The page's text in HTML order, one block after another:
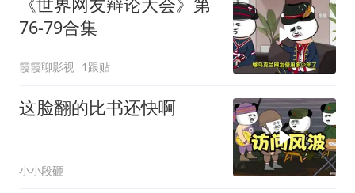
76-79合集
霞霞聊影视 1跟贴
这脸翻的比书还快啊
小小段砸